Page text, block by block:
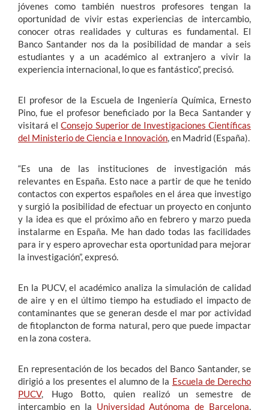
jóvenes como también nuestros profesores tengan la
oportunidad de vivir estas experiencias de intercambio,
conocer otras realidades y culturas es fundamental. El
Banco Santander nos da la posibilidad de mandar a seis
estudiantes y a un académico al extranjero a vivir la
experiencia internacional, lo que es fantástico”, precisó.
El profesor de la Escuela de Ingeniería Química, Ernesto
Pino, fue el profesor beneficiado por la Beca Santander y
visitará elConsejo Superior de Investigaciones Científicas
del Ministerio de Ciencia e Innovación, en Madrid (España).
“Es una de las instituciones de investigación más
relevantes en España. Esto nace a partir de que he tenido
contactos con expertos españoles en el área que investigo
y surgió la posibilidad de efectuar un proyecto en conjunto
y la idea es que el próximo año en febrero y marzo pueda
instalarme en España. Me han dado todas las facilidades
para ir y espero aprovechar esta oportunidad para mejorar
la investigación”, expresó.
En la PUCV, el académico analiza la simulación de calidad
de aire y en el último tiempo ha estudiado el impacto de
contaminantes que se generan desde el mar por actividad
de fitoplancton de forma natural, pero que puede impactar
en la zona costera.
En representación de los becados del Banco Santander, se
dirigió a los presentes el alumno de la Escuela de Derecho
PUCV, Hugo Botto, quien realizó un semestre de
intercambio en la Universidad Autónoma de Barcelona.